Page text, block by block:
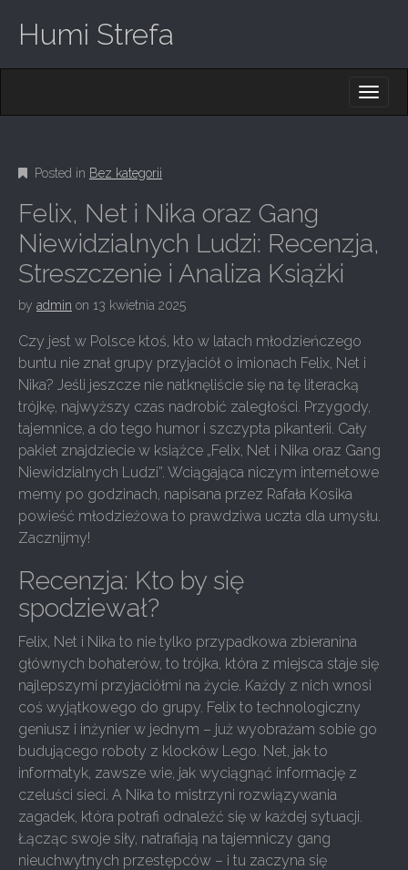
Humi Strefa
M
E
N
U
C
N
T
E
N
T
Posted in Bez kategorii
Felix, Net i Nika oraz Gang
Niewidzialnych Ludzi: Recenzja,
Streszczenie i Analiza Książki
by admin on 13 kwietnia 2025
Czy jest w Polsce ktoś, kto w latach młodzieńczego
buntu nie znał grupy przyjaciół o imionach Felix, Net i
Nika? Jeśli jeszcze nie natknęliście się na tę literacką
trójkę, najwyższy czas nadrobić zaległości. Przygody,
tajemnice, a do tego humor i szczypta pikanterii. Cały
pakiet znajdziecie w książce „Felix, Net i Nika oraz Gang
Niewidzialnych Ludzi”. Wciągająca niczym internetowe
memy po godzinach, napisana przez Rafała Kosika
powieść młodzieżowa to prawdziwa uczta dla umysłu.
Zacznijmy!
Recenzja: Kto by się
spodziewał?
Felix, Net i Nika to nie tylko przypadkowa zbieranina
głównych bohaterów, to trójka, która z miejsca staje się
najlepszymi przyjaciółmi na życie. Każdy z nich wnosi
coś wyjątkowego do grupy. Felix to technologiczny
geniusz i inżynier w jednym – już wyobrażam sobie go
budującego roboty z klocków Lego. Net, jak to
informatyk, zawsze wie, jak wyciągnąć informację z
czeluści sieci. A Nika to mistrzyni rozwiązywania
zagadek, która potrafi odnaleźć się w każdej sytuacji.
Łącząc swoje siły, natrafiają na tajemniczy gang
nieuchwytnych przestępców – i tu zaczyna się